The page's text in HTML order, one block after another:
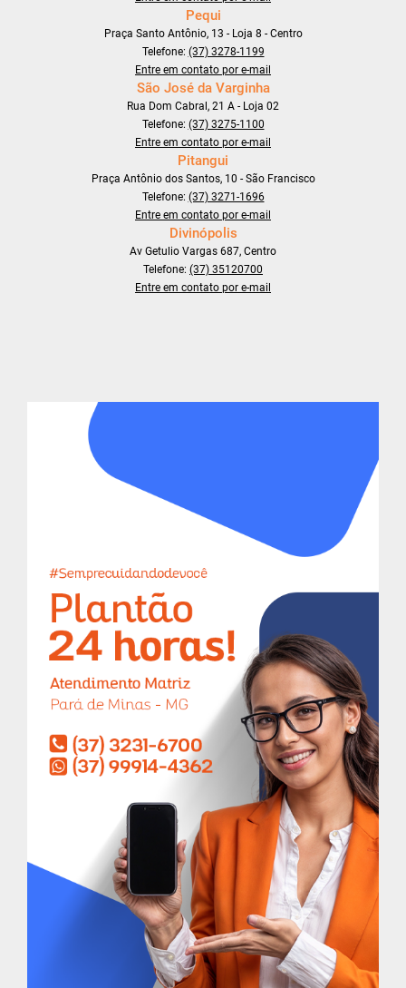
Pequi
Praça Santo Antônio, 13 - Loja 8 - Centro
Telefone: (37) 3278-1199
Entre em contato por e-mail
São José da Varginha
Rua Dom Cabral, 21 A - Loja 02
Telefone: (37) 3275-1100
Entre em contato por e-mail
Pitangui
Praça Antônio dos Santos, 10 - São Francisco
Telefone: (37) 3271-1696
Entre em contato por e-mail
Divinópolis
Av Getulio Vargas 687, Centro
Telefone: (37) 35120700
Entre em contato por e-mail